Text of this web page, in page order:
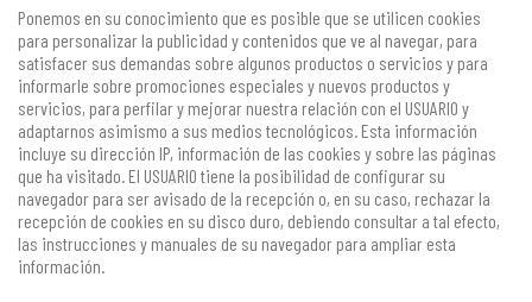
Ponemos en su conocimiento que es posible que se utilicen cookies
para personalizar la publicidad y contenidos que ve al navegar, para
satisfacer sus demandas sobre algunos productos o servicios y para
informarle sobre promociones especiales y nuevos productos y
servicios, para perfilar y mejorar nuestra relación con el USUARIO y
adaptarnos asimismo a sus medios tecnológicos. Esta información
incluye su dirección IP, información de las cookies y sobre las páginas
que ha visitado. El USUARIO tiene la posibilidad de configurar su
navegador para ser avisado de la recepción o, en su caso, rechazar la
recepción de cookies en su disco duro, debiendo consultar a tal efecto,
las instrucciones y manuales de su navegador para ampliar esta
información.